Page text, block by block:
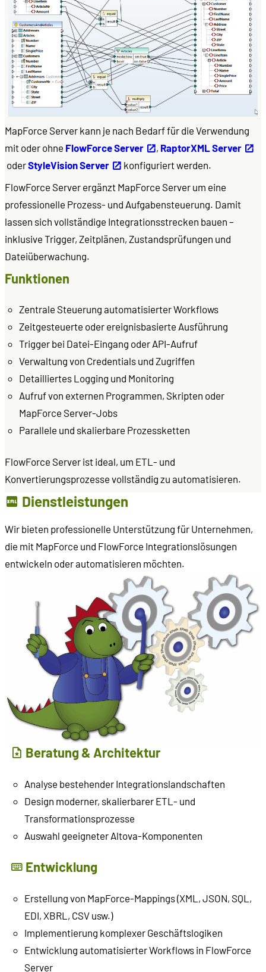
MapForce Server kann je nach Bedarf für die Verwendung
mit oder ohne FlowForce Server , RaptorXML Server
oderStyleVision Server
konfiguriert werden.
FlowForce Server ergänzt MapForce Server um eine
professionelle Prozess- und Aufgabensteuerung. Damit
lassen sich vollständige Integrationsstrecken bauen –
inklusive Trigger, Zeitplänen, Zustandsprüfungen und
Dateiüberwachung.
Funktionen
Zentrale Steuerung automatisierter Workflows
Zeitgesteuerte oder ereignisbasierte Ausführung
Trigger bei Datei-Eingang oder API-Aufruf
Verwaltung von Credentials und Zugriffen
Detailliertes Logging und Monitoring
Aufruf von externen Programmen, Skripten oder
MapForce Server-Jobs
Parallele und skalierbare Prozessketten
FlowForce Server ist ideal, um ETL- und
Konvertierungsprozesse vollständig zu automatisieren.
Dienstleistungen
Wir bieten professionelle Unterstützung für Unternehmen,
die mit MapForce und FlowForce Integrationslösungen
entwickeln oder automatisieren möchten.
Beratung & Architektur
Analyse bestehender Integrationslandschaften
Design moderner, skalierbarer ETL- und
Transformationsprozesse
Auswahl geeigneter Altova-Komponenten
Entwicklung
Erstellung von MapForce-Mappings (XML, JSON, SQL,
EDI, XBRL, CSV usw.)
Implementierung komplexer Geschäftslogiken
Entwicklung automatisierter Workflows in FlowForce
Server